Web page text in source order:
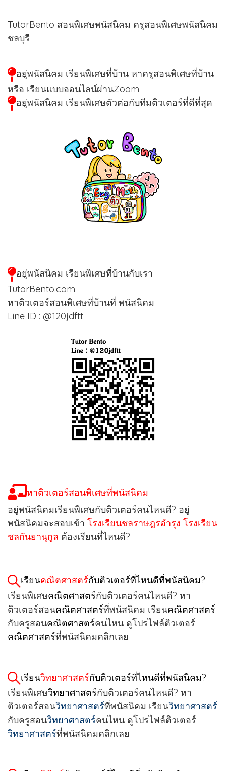
TutorBento สอนพิเศษพนัสนิคม ครูสอนพิเศษพนัสนิคม
ชลบุรี
อยู่พนัสนิคม เรียนพิเศษที่บ้าน หาครูสอนพิเศษที่บ้าน
หรือ เรียนแบบออนไลน์ผ่านZoom
อยู่พนัสนิคม เรียนพิเศษตัวต่อกับทีมติวเตอร์ที่ดีที่สุด
อยู่พนัสนิคม เรียนพิเศษที่บ้านกับเรา
TutorBento.com
หาติวเตอร์สอนพิเศษที่บ้านที่ พนัสนิคม
Line ID : @120jdftt
หาติวเตอร์สอนพิเศษที่พนัสนิคม
อยู่พนัสนิคมเรียนพิเศษกับติวเตอร์คนไหนดี? อยู่
พนัสนิคมจะสอบเข้า โรงเรียนชลราษฎรอำรุง โรงเรียน
ชลกันยานุกูล ต้องเรียนที่ไหนดี?
เรียนคณิตศาสตร์กับติวเตอร์ที่ไหนดีที่พนัสนิคม?
เรียนพิเศษคณิตศาสตร์กับติวเตอร์คนไหนดี? หา
ติวเตอร์สอนคณิตศาสตร์ที่พนัสนิคม เรียนคณิตศาสตร์
กับครูสอนคณิตศาสตร์คนไหน ดูโปรไฟล์ติวเตอร์
คณิตศาสตร์ที่พนัสนิคมคลิกเลย
เรียนวิทยาศาสตร์กับติวเตอร์ที่ไหนดีที่พนัสนิคม?
เรียนพิเศษวิทยาศาสตร์กับติวเตอร์คนไหนดี? หา
ติวเตอร์สอนวิทยาศาสตร์ที่พนัสนิคม เรียนวิทยาศาสตร์
กับครูสอนวิทยาศาสตร์คนไหน ดูโปรไฟล์ติวเตอร์
วิทยาศาสตร์ที่พนัสนิคมคลิกเลย